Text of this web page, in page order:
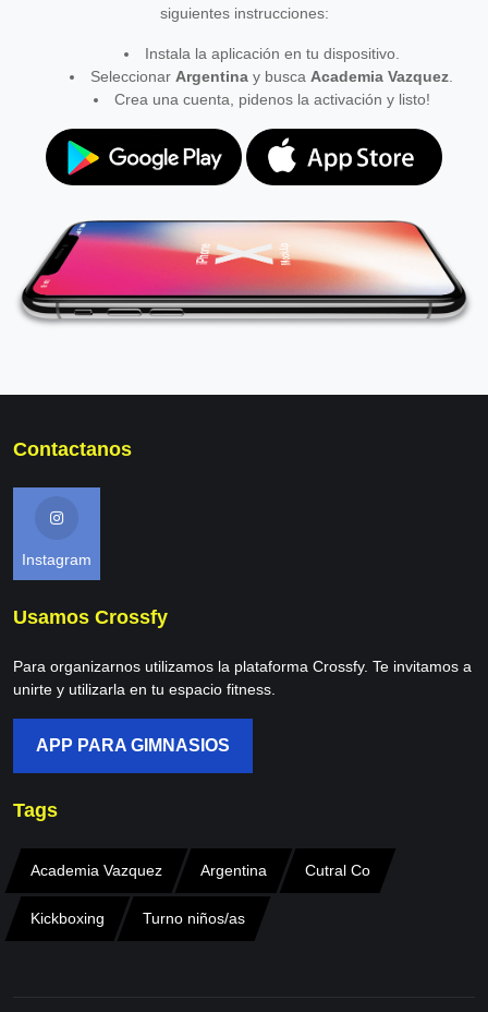
siguientes instrucciones:
Instala la aplicación en tu dispositivo.
Seleccionar Argentina y busca Academia Vazquez
Crea una cuenta, pidenos la activación y listo!
Contactanos
Instagram
Usamos Crossfy
Para organizarnos utilizamos la plataforma Crossfy. Te invitamos a
unirte y utilizarla en tu espacio fitness.
APP PARA GIMNASIOS
Tags
Academia Vazquez Argentina Cutral Co
Kickboxing Turno niños/as